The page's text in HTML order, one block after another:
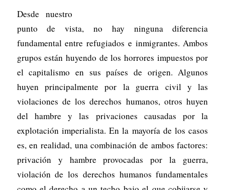
Desde nuestro
punto de vista, no hay ninguna diferencia
fundamental entre refugiados e inmigrantes. Ambos
grupos están huyendo de los horrores impuestos por
el capitalismo en sus países de origen. Algunos
huyen principalmente por la guerra civil y las
violaciones de los derechos humanos, otros huyen
del hambre y las privaciones causadas por la
explotación imperialista. En la mayoría de los casos
es, en realidad, una combinación de ambos factores:
privación y hambre provocadas por la guerra,
violación de los derechos humanos fundamentales